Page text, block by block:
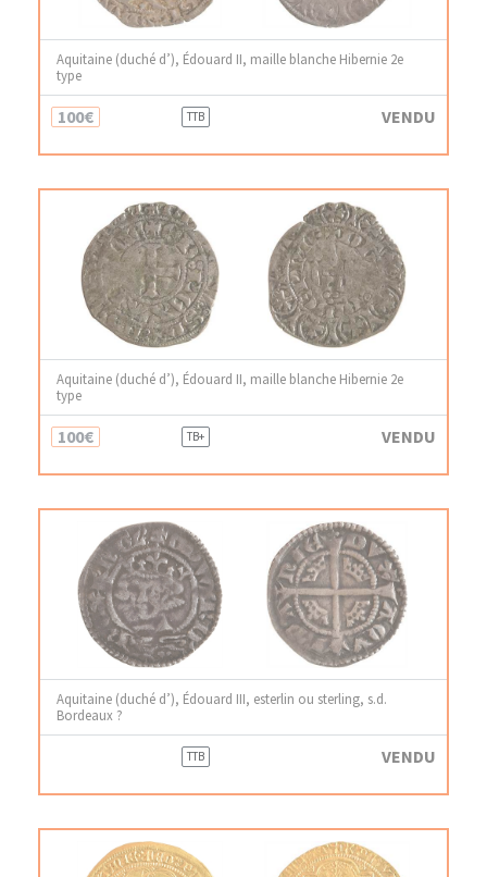
Aquitaine (duché d’), Édouard II, maille blanche Hibernie 2e
type
100€ TTB VENDU
Aquitaine (duché d’), Édouard II, maille blanche Hibernie 2e
type
100€ TB+ VENDU
Aquitaine (duché d’), Édouard III, esterlin ou sterling, s.d.
Bordeaux ?
TTB VENDU